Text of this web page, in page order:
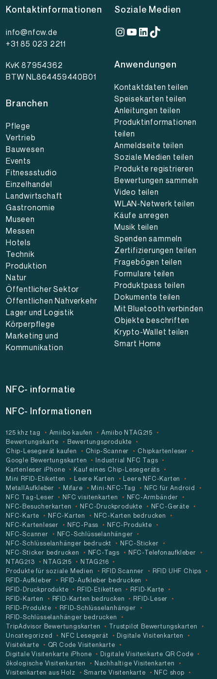
Kontaktinformationen
info@nfcw.de
+31 85 023 2211
KvK 87954362
BTW NL864459440B01
Branchen
Pflege
Vertrieb
Bauwesen
Events
Fitnessstudio
Einzelhandel
Landwirtschaft
Gastronomie
Museen
Messen
Hotels
Technik
Produktion
Natur
Öffentlicher Sektor
Öffentlichen Nahverkehr
Lager und Logistik
Körperpflege
Marketing und
Kommunikation
Soziale Medien
Instagram
YouTube
LinkedIn
TikTok
Anwendungen
Kontaktdaten teilen
Speisekarten teilen
Anleitungen teilen
Produktinformationen
teilen
Anmeldseite teilen
Soziale Medien teilen
Produkte registrieren
Bewertungen sammeln
Video teilen
WLAN-Netwerk teilen
Käufe anregen
Musik teilen
Spenden sammeln
Zertifizierungen teilen
Fragebögen teilen
Formulare teilen
Produktpass teilen
Dokumente teilen
Mit Bluetooth verbinden
Objekte beschriften
Krypto-Wallet teilen
Smart Home
NFC- informatie
NFC- Informationen
125 khz tag Amiibo kaufen
Amiibo NTAG215
Bewertungskarte
Bewertungsprodukte
Chip-Lesegerät kaufen
Chip-Scanner
Chipkartenleser
Google Bewertungskarten
Industrial NFC Tags
Kartenleser iPhone
Kauf eines Chip-Lesegeräts
Mini RFID-Etiketten
Leere Karten
Leere NFC-Karten
MetallAufkleber
Mifare Mini-NFC-Tag
NFC für Android
NFC Tag-Leser
NFC visitenkarten
NFC-Armbänder
NFC-Besucherkarten
NFC-Druckprodukte
NFC-Geräte
NFC-Karte
NFC-Karten
NFC-Karten bedrucken
NFC-Kartenleser
NFC-Pass
NFC-Produkte
NFC-Scanner
NFC-Schlüsselanhänger
NFC-Schlüsselanhänger bedruckt
NFC-Sticker
NFC-Sticker bedrucken
NFC-Tags
NFC-Telefonaufkleber
NTAG213
NTAG215
NTAG216
Produkte für soziale Medien
RFID Scanner
RFID UHF Chips
RFID-Aufkleber
RFID-Aufkleber bedrucken
RFID-Druckprodukte
RFID-Etiketten
RFID-Karte
RFID-Karten
RFID-Karten bedrucken
RFID-Leser
RFID-Produkte
RFID-Schlüsselanhänger
RFID-Schlüsselanhänger bedrucken
TripAdvisor Bewertungskarten
Trustpilot Bewertungskarten
Uncategorized
NFC Lesegerät
Digitale Visitenkarten
Visitekarte
QR Code Visitenkarte
Digitale Visitenkarte iPhone
Digitale Visitenkarte QR Code
ökologische Visitenkarten
Nachhaltige Visitenkarten
Visitenkarten aus Holz
Smarte Visitenkarte
NFC shop